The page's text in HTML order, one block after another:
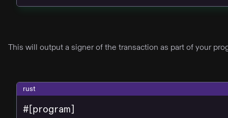
This will output a signer of the transaction as part of your
rust
#[program]